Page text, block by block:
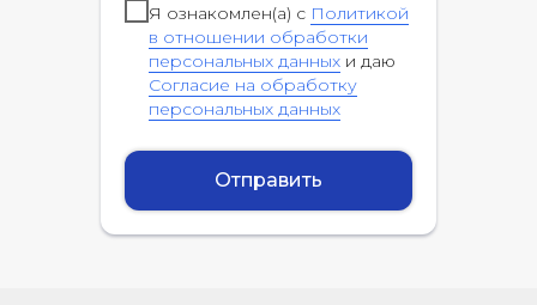
Я ознакомлен(а) с Политикой
в отношении обработки
персональных данных и даю
Согласие на обработку
персональных данных
Отправить